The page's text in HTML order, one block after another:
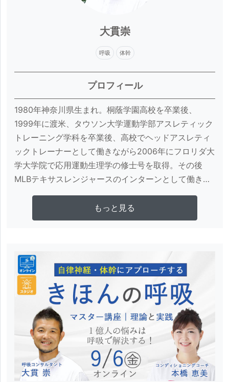
・一社）Educate Movement Institute認定Core
・ISHITA YOGA認定インストラクター
・Workout World JAPAN認定オーセンティックピラ
ティスインストラクター
・Pilates Clinic LONDON認定ピラティスマスタート
・一社）Educate Movement Institute認定Athlete
Pilates AP ™ヘッドドレーナー
・日本フットセラピスト協会認定マスターフットセラ
ピスト
・一社）Educate Movement Institute認定Aroma
Foot Therapy AFT ヘッドドレーナー
・パフォーマンスアナリストスポーツデータ分析マス
・HYPERICE Japan ヘッドトレーナー ＜著書・寄稿
『Core Power Yoga CPY ®︎メソッド』（ベースボー
ルマガジン）
『身体機能が 10 歳若返る大人の体幹トレーニング』
（永岡書店）
『ゴルフのためのヨガ』（STUDIO TAC CREATIVE）
『40代からの体幹ビューティ・メソッド』（S Bクリ
エイティブ）
『運動器スポーツ外傷・障害の保存療法』（南光堂）
『スポーツ整形外科学〜アスリートを支えるクリニカ
大貫崇
呼吸 体幹
プロフィール
1980年神奈川県生まれ。桐蔭学園高校を卒業後、
1999年に渡米、タウソン大学運動学部アスレティック
トレーニング学科を卒業後、高校でヘッドアスレティ
ックトレーナーとして働きながら2006年にフロリダ大
学大学院で応用運動生理学の修士号を取得。その後
MLBテキサスレンジャースのインターンとして働き、
ッドアスレティックトレーナーとして勤務。理学療法
クリニックにおいてアスレティックトレーナーとして
としてMLBアリゾナ・ダイアモンドバックスと契約。
2013年に帰国後は株式会社リーチに入社。2015年9月
よりPRIジャパン教育コーディネーター、2016年1月に
PRT(Postural Restoration Trained)の資格認定を受け
る。2016年11月に退社後BP&CO.代表、Improve
KYOTO契約アスレティックトレーナー、2017年1月よ
り大阪大学大学院医学系研究科スポーツ医学教室にて
特任研究員として所属。2019年よりImprove KYOTO
アドバイザーに就任。2020年にPRI Japan合同会社を
さらに詳しく見る
もっと見る